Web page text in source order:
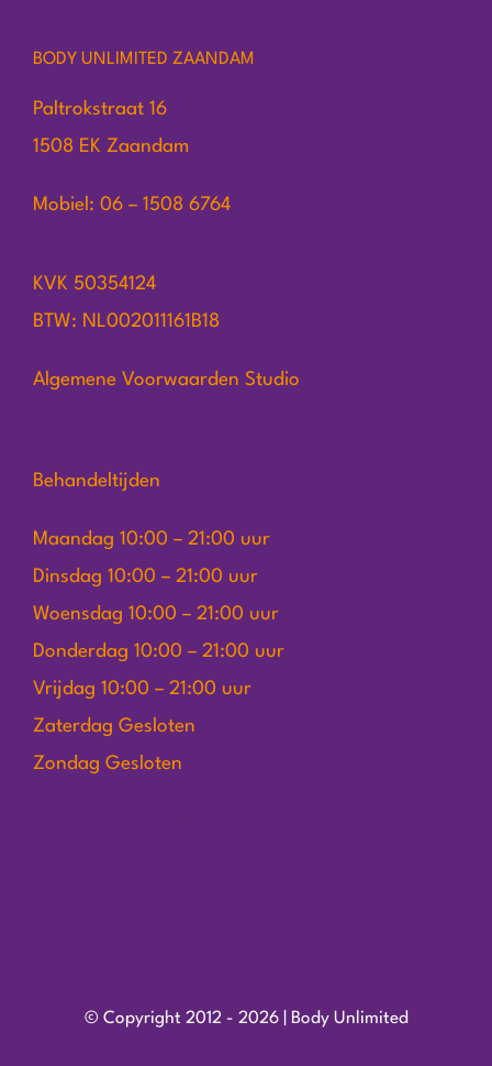
BODY UNLIMITED ZAANDAM
Paltrokstraat 16
1508 EK Zaandam
Mobiel: 06 – 1508 6764
KVK 50354124
BTW: NL002011161B18
Algemene Voorwaarden Studio
Behandeltijden
Maandag 10:00 – 21:00 uur
Dinsdag 10:00 – 21:00 uur
Woensdag 10:00 – 21:00 uur
Donderdag 10:00 – 21:00 uur
Vrijdag 10:00 – 21:00 uur
Zaterdag Gesloten
Zondag Gesloten
© Copyright 2012 - 2026 | Body Unlimited